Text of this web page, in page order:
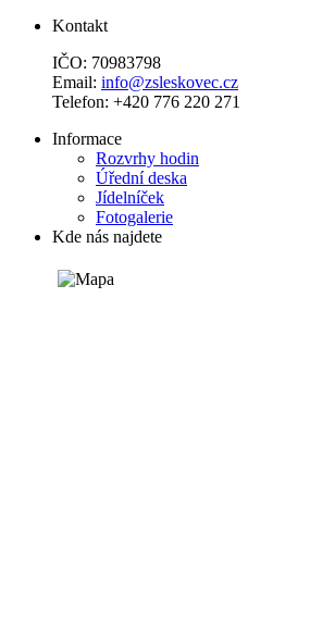
Kontakt
IČO: 70983798
Email: info@zsleskovec.cz
Telefon: +420 776 220 271
Informace
Rozvrhy hodin
Úřední deska
Jídelníček
Fotogalerie
Kde nás najdete